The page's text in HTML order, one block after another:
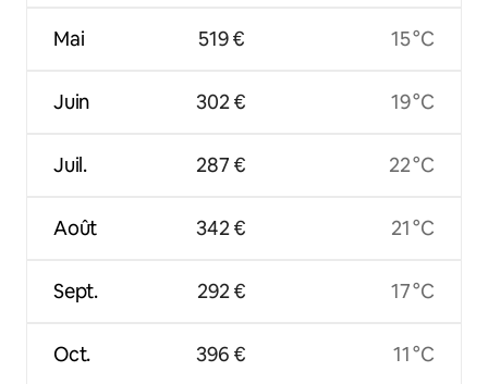
Mai
Juin
Juil.
Août
Sept.
Oct.
519 €
302 €
287 €
342 €
292 €
396 €
15 °C
19 °C
22 °C
21 °C
17 °C
11 °C